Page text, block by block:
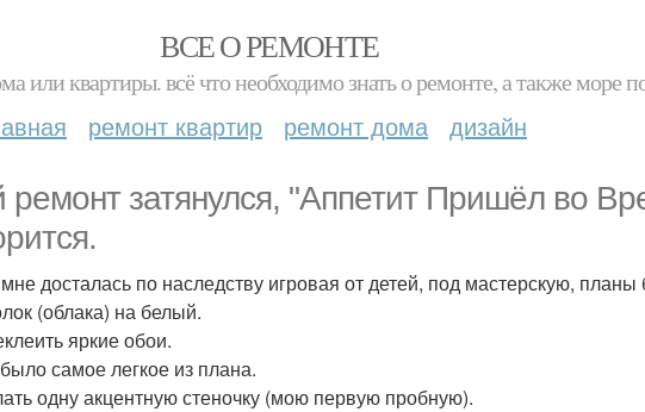
ВСЕ О РЕМОНТЕ
или квартиры. всё что необходимо знать о ремонте, а также море
ремонт квартир ремонт дома дизайн
ремонт затянулся, "Аппетит Пришёл во
досталась по наследству игровая от детей, под мастерскую,
(облака) на белый.
яркие обои.
самое легкое из плана.
одну акцентную стеночку (мою первую пробную).